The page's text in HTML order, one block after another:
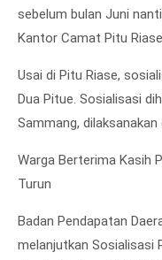
sebelum bulan Juni
Kantor Camat Pitu
Usai di Pitu Riase,
Dua Pitue. Sosialisasi
Sammang,
Warga Berterima Kasih
Turun
Badan Pendapatan
melanjutkan Sosialisasi